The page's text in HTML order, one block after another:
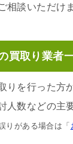
相談いただけ
買取り業者
りを行った方
人数などの主
りがある場合は「